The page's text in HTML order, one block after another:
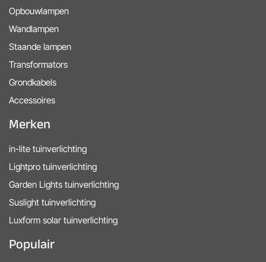
Opbouwlampen
Wandlampen
Staande lampen
Transformators
Grondkabels
Accessoires
Merken
in-lite tuinverlichting
Lightpro tuinverlichting
Garden Lights tuinverlichting
Suslight tuinverlichting
Luxform solar tuinverlichting
Populair